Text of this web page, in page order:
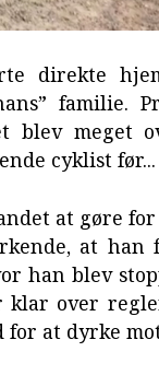
direkte
familie.
blev meget
cyklist før...
at gøre
at han
han blev
over
for at dyrke